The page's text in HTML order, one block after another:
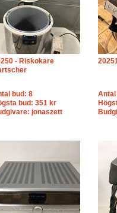
- Riskokare
bud: 8
bud: 351 kr
jonaszett
Antal